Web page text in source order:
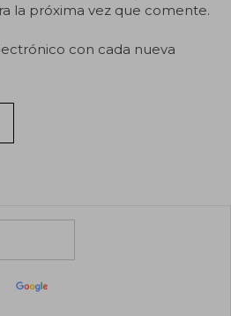
la próxima vez que comente.
con cada nueva